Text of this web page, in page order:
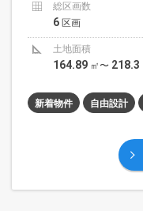
総区画数
6 区画
土地面積
164.89 ㎡〜 218.3
新着物件 自由設計